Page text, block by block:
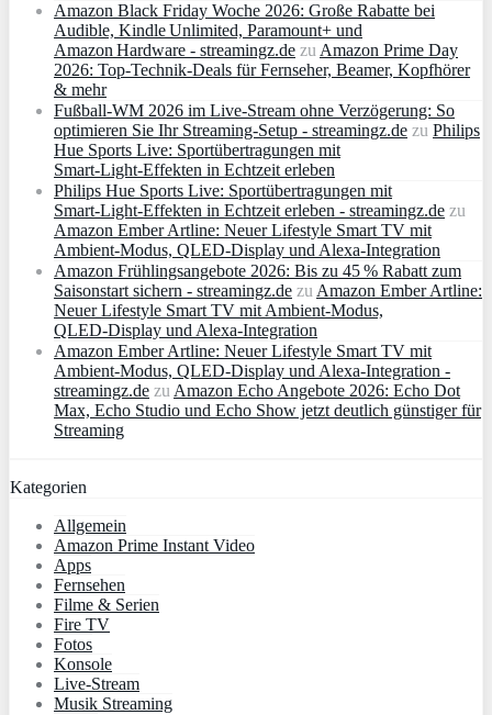
Amazon Black Friday Woche 2026: Große Rabatte bei
Audible, Kindle Unlimited, Paramount+ und
Amazon Hardware - streamingz.de zuAmazon Prime Day
2026: Top-Technik-Deals für Fernseher, Beamer, Kopfhörer
& mehr
Fußball-WM 2026 im Live-Stream ohne Verzögerung: So
optimieren Sie Ihr Streaming-Setup - streamingz.de zu Philips
Hue Sports Live: Sportübertragungen mit
Smart‑Light‑Effekten in Echtzeit erleben
Philips Hue Sports Live: Sportübertragungen mit
Smart‑Light‑Effekten in Echtzeit erleben - streamingz.de zu
Amazon Ember Artline: Neuer Lifestyle Smart TV mit
Ambient‑Modus, QLED‑Display und Alexa‑Integration
Amazon Frühlingsangebote 2026: Bis zu 45 % Rabatt zum
Saisonstart sichern - streamingz.de zuAmazon Ember Artline:
Neuer Lifestyle Smart TV mit Ambient‑Modus,
QLED‑Display und Alexa‑Integration
Amazon Ember Artline: Neuer Lifestyle Smart TV mit
Ambient‑Modus, QLED‑Display und Alexa‑Integration -
streamingz.de zuAmazon Echo Angebote 2026: Echo Dot
Max, Echo Studio und Echo Show jetzt deutlich günstiger für
Streaming
Kategorien
Allgemein
Amazon Prime Instant Video
Apps
Fernsehen
Filme & Serien
Fire TV
Fotos
Konsole
Live-Stream
Musik Streaming